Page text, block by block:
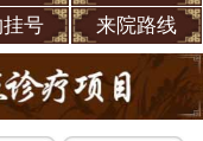
号 来院路线